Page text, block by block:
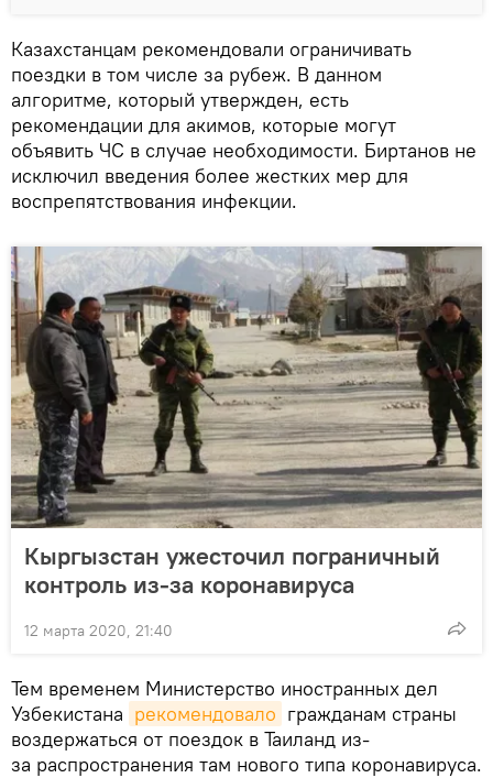
Казахстанцам рекомендовали ограничивать
поездки в том числе за рубеж. В данном
алгоритме, который утвержден, есть
рекомендации для акимов, которые могут
объявить ЧС в случае необходимости. Биртанов не
исключил введения более жестких мер для
воспрепятствования инфекции.
Кыргызстан ужесточил пограничный
контроль из-за коронавируса
12 марта 2020, 21:40
Тем временем Министерство иностранных дел
Узбекистана рекомендовало гражданам страны
воздержаться от поездок в Таиланд из-
за распространения там нового типа коронавируса.